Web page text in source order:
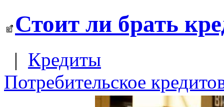
Стоит ли брать
| Кредиты
Потребительское